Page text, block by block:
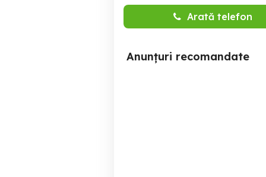
Arată telefon
Anunțuri recomandate